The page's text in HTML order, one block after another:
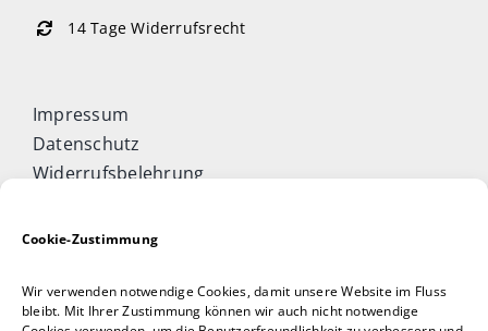
Cookie-Zustimmung
Wir verwenden notwendige Cookies, damit unsere Website im Fluss
bleibt. Mit Ihrer Zustimmung können wir auch nicht notwendige
14 Tage Widerrufsrecht
Impressum
Datenschutz
Widerrufsbelehrung
Allgemeine Geschäftsbedingungen
Taijiquan & Qigong Journal